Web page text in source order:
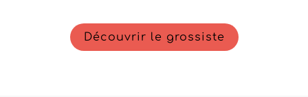
Découvrir le grossiste